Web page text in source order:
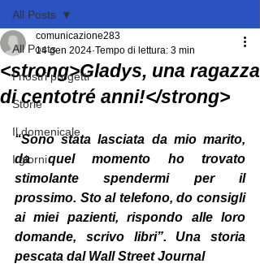
All Posts
I nostri progetti
Storie
Il domenicale
I giorni
All Posts
<strong>Gladys, una ragazza
di centotré anni!</strong>
comunicazione283
14 gen 2024 Tempo di lettura: 3 min
“Sono stata lasciata da mio marito,
da quel momento ho trovato
stimolante spendermi per il
prossimo. Sto al telefono, do consigli
ai miei pazienti, rispondo alle loro
domande, scrivo libri”. Una storia
pescata dal Wall Street Journal